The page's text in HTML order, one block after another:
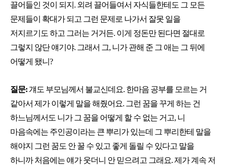
끌어들인 것이 되지. 외려 끌어들여서 자식들한테도 그 모든
문제들이 확대가 되고 그런 문제로 나가서 잘못 일을
저지르기도 하고 그러는 거거든. 이게 정돈만 된다면 절대로
그렇지 않단 얘기야. 그래서 그, 니가 관해 준 그 애는 그 뒤에
어떻게 됐니?
질문:걔도 부모님께서 불교신데요. 한마음 공부를 모르는 거
같아서 제가 이렇게 말을 해줬어요. 그런 꿈을 꾸게 하는 건
하느님께서도 니가 그 꿈을 어떻게 할 수 없는 거고, 니
마음속에는 주인공이라는 큰 뿌리가 있는데 그 뿌리한테 말을
해야지 그런 꿈도 안 꿀 수 있고 좋게 돌릴 수 있다고 말을
하니까 처음에는 얘가 웃더니 안 믿으려고 그래요. 제가 계속 저